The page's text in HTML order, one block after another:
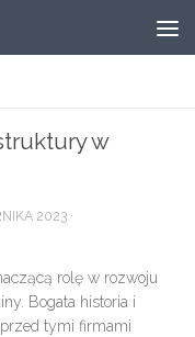
w
2023 ·
rolę w rozwoju
Bogata historia i
tymi firmami